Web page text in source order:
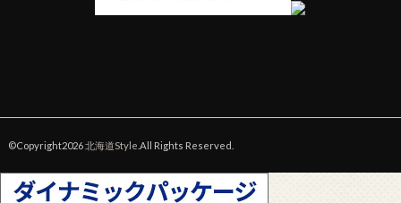
©Copyright2026北海道Style .All Rights Reserved.